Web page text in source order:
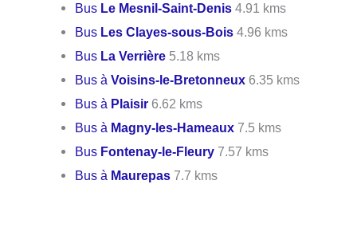
Bus Le Mesnil-Saint-Denis 4.91 kms
Bus Les Clayes-sous-Bois 4.96 kms
Bus La Verrière 5.18 kms
Bus àVoisins-le-Bretonneux 6.35 kms
Bus à Plaisir 6.62 kms
Bus à Magny-les-Hameaux 7.5 kms
Bus Fontenay-le-Fleury 7.57 kms
Bus à Maurepas 7.7 kms